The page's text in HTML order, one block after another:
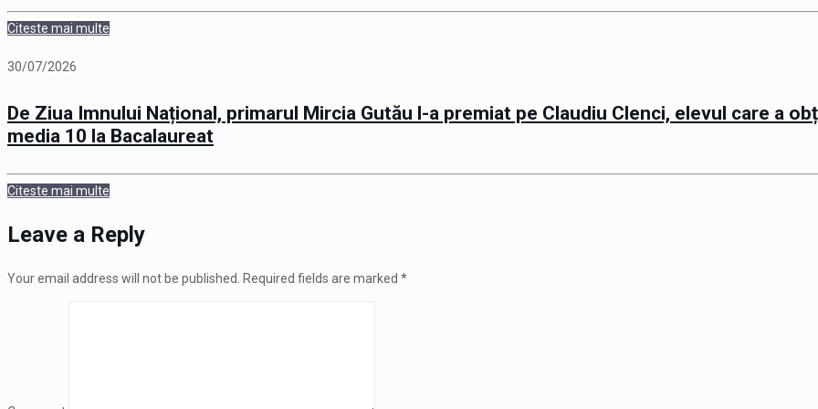
Citeste mai multe
30/07/2026
De Ziua Imnului Național, primarul Mircia Gutău l-a premiat pe Claudiu Clenci, elevul care a
media 10 la Bacalaureat
Citeste mai multe
Leave a Reply
Your email address will not be published. Required fields are marked *